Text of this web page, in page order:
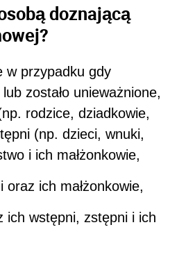
doznającą
w przypadku gdy
lub zostało unieważnione,
rodzice, dziadkowie,
(np. dzieci, wnuki,
i ich małżonkowie,
oraz ich małżonkowie,
ich wstępni, zstępni i ich